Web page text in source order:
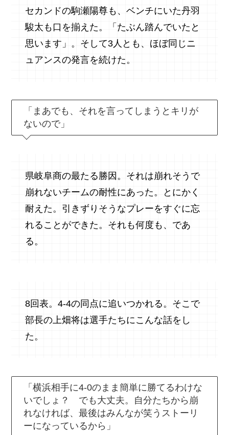
セカンドの駒瀬陽尊も、ベンチにいた丹羽
駿太も口を揃えた。「たぶん踏んでいたと
思います」。そして3人とも、ほぼ同じニ
ュアンスの発言を続けた。
「まあでも、それを言ってしまうとキリが
ないので」
県岐阜商の最たる勝因。それは崩れそうで
崩れないチームの耐性にあった。とにかく
耐えた。引きずりそうなプレーをすぐに忘
れることができた。それも何度も、であ
る。
8回表。4-4の同点に追いつかれる。そこで
部長の上畑将は選手たちにこんな話をし
た。
「横浜相手に4-0のまま簡単に勝てるわけな
いでしょ？ でも大丈夫。自分たちから崩
れなければ、最後はみんなが笑うストーリ
ーになっているから」